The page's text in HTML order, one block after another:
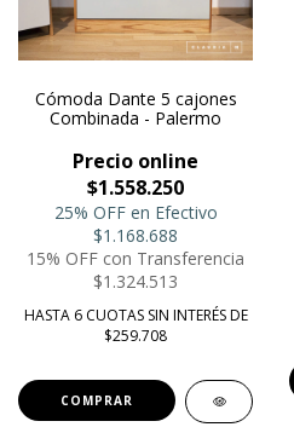
Cómoda Dante 5 cajones
Combinada - Palermo
Precio online
$1.558.250
25% OFF en Efectivo
$1.168.688
15% OFF con Transferencia
$1.324.513
HASTA 6 CUOTAS SIN INTERÉS DE
$259.708
COMPRAR